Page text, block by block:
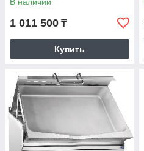
1 011 500 ₸
Купить